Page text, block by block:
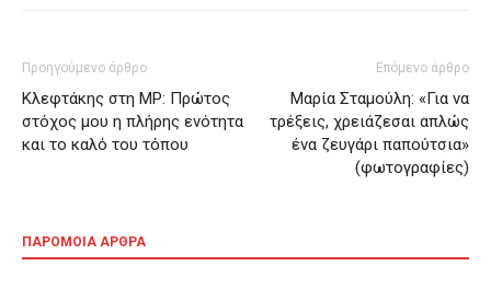
Προηγούμενο άρθρο
Κλεφτάκης στη MP: Πρώτος
στόχος μου η πλήρης ενότητα
και το καλό του τόπου
Επόμενο άρθρο
Μαρία Σταμούλη: «Για να
τρέξεις, χρειάζεσαι απλώς
ένα ζευγάρι παπούτσια»
(φωτογραφίες)
ΠΑΡΟΜΟΙΑ ΑΡΘΡΑ